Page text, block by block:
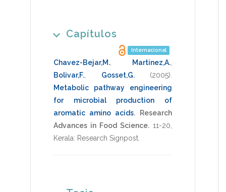
Capítulos
Internacional
Chavez-Bejar,M. Martinez,A.
Bolivar,F.
Gosset,G. (2005)
Metabolic pathway engineering
for microbial production of
aromatic amino acids.
Research
Advances in Food Science. 11-20
Kerala: Research Signpost